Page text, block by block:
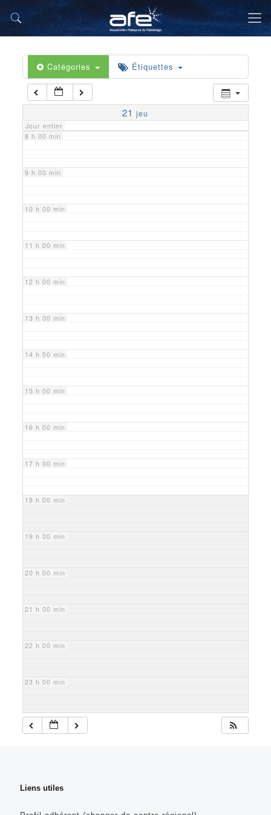
Catégories Étiquettes
21 jeu
Jour entier
5 h 00 min
6 h 00 min
7 h 00 min
8 h 00 min
9 h 00 min
10 h 00 min
11 h 00 min
12 h 00 min
13 h 00 min
14 h 00 min
15 h 00 min
16 h 00 min
17 h 00 min
18 h 00 min
19 h 00 min
20 h 00 min
21 h 00 min
22 h 00 min
23 h 00 min
Liens utiles